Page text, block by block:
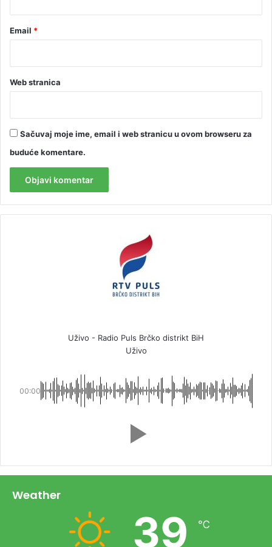
Email *
Web stranica
Sačuvaj moje ime, email i web stranicu u ovom browseru za
buduće komentare.
Uživo - Radio Puls Brčko distrikt BiH
Uživo
00:00
Weather
39 ℃